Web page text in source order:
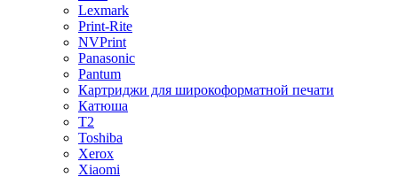
Lexmark
Print-Rite
NVPrint
Panasonic
Pantum
Картриджи для широкоформатной печати
Катюша
T2
Toshiba
Xerox
Xiaomi